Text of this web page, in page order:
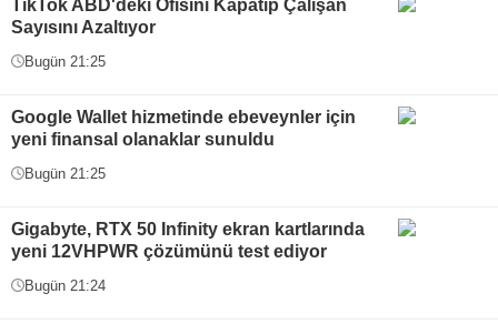
TikTok ABD'deki Ofisini Kapatıp Çalışan
Sayısını Azaltıyor
Bugün 21:25
Google Wallet hizmetinde ebeveynler için
yeni finansal olanaklar sunuldu
Bugün 21:25
Gigabyte, RTX 50 Infinity ekran kartlarında
yeni 12VHPWR çözümünü test ediyor
Bugün 21:24